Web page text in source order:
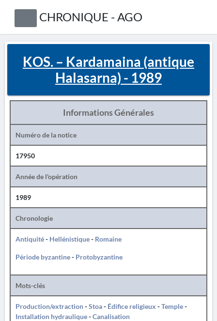
CHRONIQUE - AGO
KOS. – Kardamaina (antique
Halasarna) - 1989
Informations Générales
Numéro de la notice
17950
Année de l'opération
1989
Chronologie
Antiquité- Hellénistique- Romaine
Période byzantine- Protobyzantine
Mots-clés
Production/extraction-Stoa- Édifice religieux -Temple-
Installation hydraulique-Canalisation